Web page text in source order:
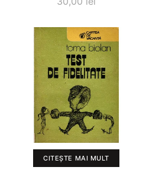
CITEȘTE MAI MULT